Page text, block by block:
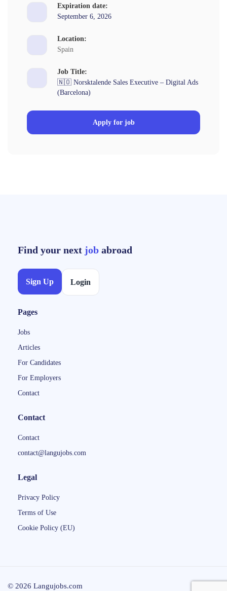
Expiration date:
September 6, 2026
Location:
Spain
Job Title:
🇳🇴 Norsktalende Sales Executive – Digital Ads
(Barcelona)
Apply for job
Find your next job abroad
Sign Up Login
Pages
Jobs
Articles
For Candidates
For Employers
Contact
Contact
Contact
contact@langujobs.com
Legal
Privacy Policy
Terms of Use
Cookie Policy (EU)
© 2026 Langujobs.com